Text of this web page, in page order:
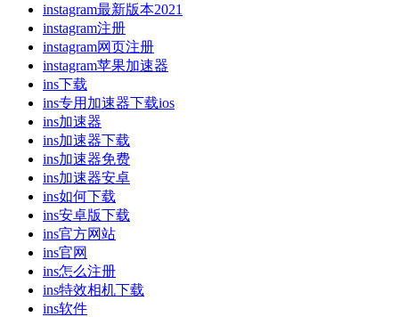
instagram最新版本2021
instagram注册
instagram网页注册
instagram苹果加速器
ins下载
ins专用加速器下载ios
ins加速器
ins加速器下载
ins加速器免费
ins加速器安卓
ins如何下载
ins安卓版下载
ins官方网站
ins官网
ins怎么注册
ins特效相机下载
ins软件